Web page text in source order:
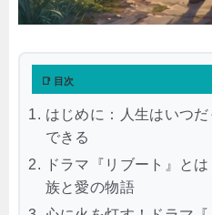
📑 目次
はじめに：人生はいつ
できる
ドラマ『リブート』と
族と愛の物語